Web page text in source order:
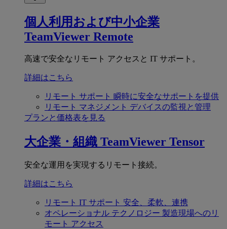
個人利用および中小企業
TeamViewer Remote
高速で安全なリモート アクセスと IT サポート。
詳細はこちら
リモート サポート 瞬時に安全なサポートを提供
リモート マネジメント デバイスの監視と管理
プランと価格表を見る
大企業・組織 TeamViewer Tensor
安全な運用を実現するリモート接続。
詳細はこちら
リモート IT サポート 安全、柔軟、連携
オペレーショナル テクノロジー 製造現場へのリ
モート アクセス